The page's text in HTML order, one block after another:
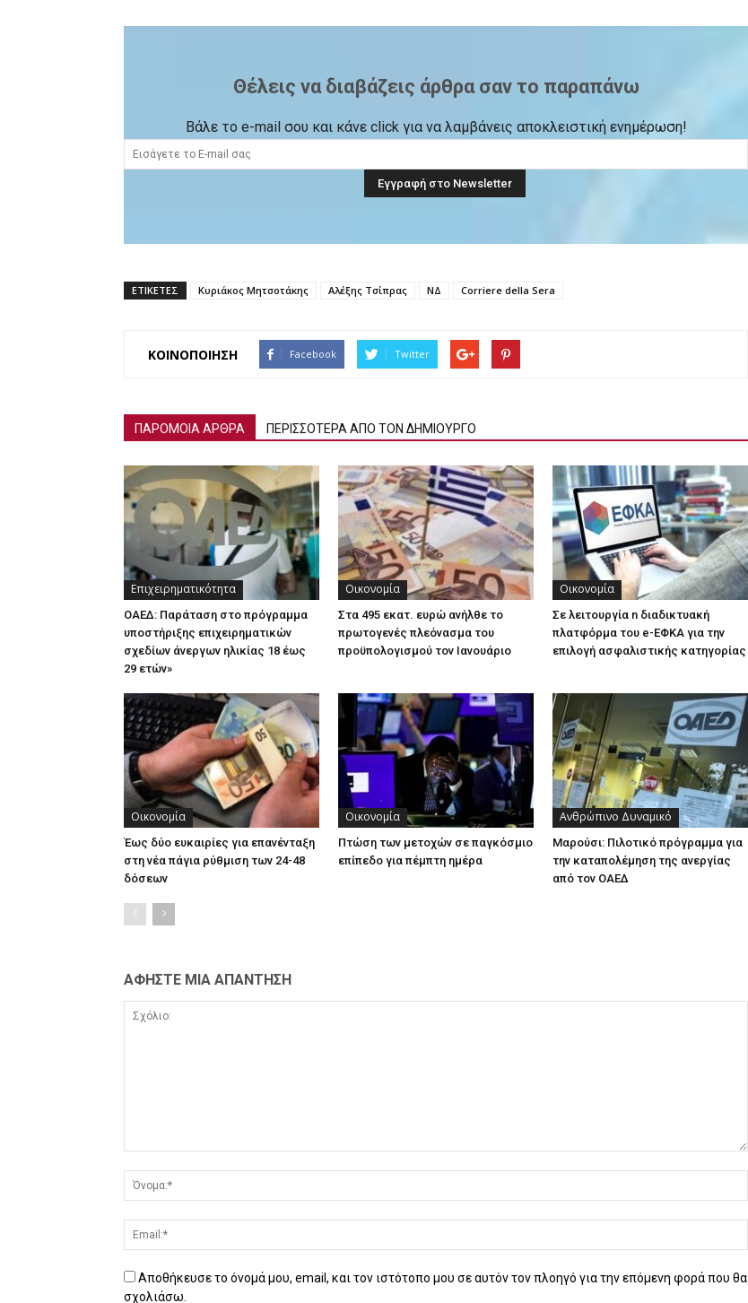
Θέλεις να διαβάζεις άρθρα σαν το παραπάνω
Βάλε το e-mail σου και κάνε click για να λαμβάνεις αποκλειστική ενημέρωση!
ΕΤΙΚΕΤΕΣ Κυριάκος Μητσοτάκης Αλέξης Τσίπρας ΝΔ Corriere della Sera
ΚΟΙΝΟΠΟΙΗΣΗ Facebook Twitter
ΠΑΡΟΜΟΙΑ ΑΡΘΡΑ ΠΕΡΙΣΣΟΤΕΡΑ ΑΠΟ ΤΟΝ ΔΗΜΙΟΥΡΓΟ
Επιχειρηματικότητα
ΟΑΕΔ: Παράταση στο πρόγραμμα
υποστήριξης επιχειρηματικών
σχεδίων άνεργων ηλικίας 18 έως
29 ετών»
Οικονομία
Στα 495 εκατ. ευρώ ανήλθε το
πρωτογενές πλεόνασμα του
προϋπολογισμού τον Ιανουάριο
Οικονομία
Σε λειτουργία n διαδικτυακή
πλατφόρμα του e-ΕΦΚΑ για την
επιλογή ασφαλιστικής κατηγορίας
Οικονομία
Έως δύο ευκαιρίες για επανένταξη
στη νέα πάγια ρύθμιση των 24-48
δόσεων
Οικονομία
Πτώση των μετοχών σε παγκόσμιο
επίπεδο για πέμπτη ημέρα
Ανθρώπινο Δυναμικό
Μαρούσι: Πιλοτικό πρόγραμμα για
την καταπολέμηση της ανεργίας
από τον ΟΑΕΔ
ΑΦΗΣΤΕ ΜΙΑ ΑΠΑΝΤΗΣΗ
Αποθήκευσε το όνομά μου, email, και τον ιστότοπο μου σε αυτόν τον πλοηγό για την επόμενη φορά που θα
σχολιάσω.